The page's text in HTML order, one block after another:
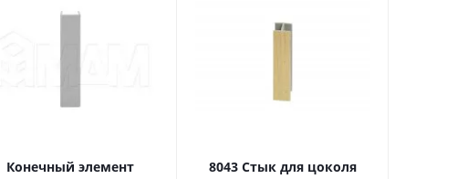
Конечный элемент
8043 Стык для цоколя